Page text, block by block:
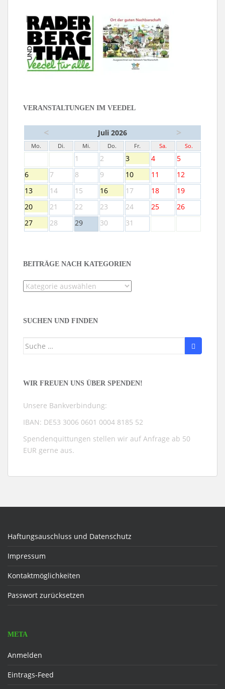
VERANSTALTUNGEN IM VEEDEL
< Juli 2026 >
Mo. Di. Mi. Do. Fr. Sa. So.
1 2 3 4
5
6
7 8 9 10 11
12
13
14 15 16 17 18
19
20
21 22 23 24 25
26
27
28 29 30 31
BEITRÄGE NACH KATEGORIEN
Beiträge
SUCHEN UND FINDEN
Suche
WIR FREUEN UNS ÜBER SPENDEN!
Unsere Bankverbindung:
IBAN: DE53 3006 0601 0004 8185 52
Spendenquittungen stellen wir auf Anfrage ab 50
EUR gerne aus.
Haftungsauschluss und Datenschutz
Impressum
Kontaktmöglichkeiten
Passwort zurücksetzen
META
Anmelden
Eintrags-Feed